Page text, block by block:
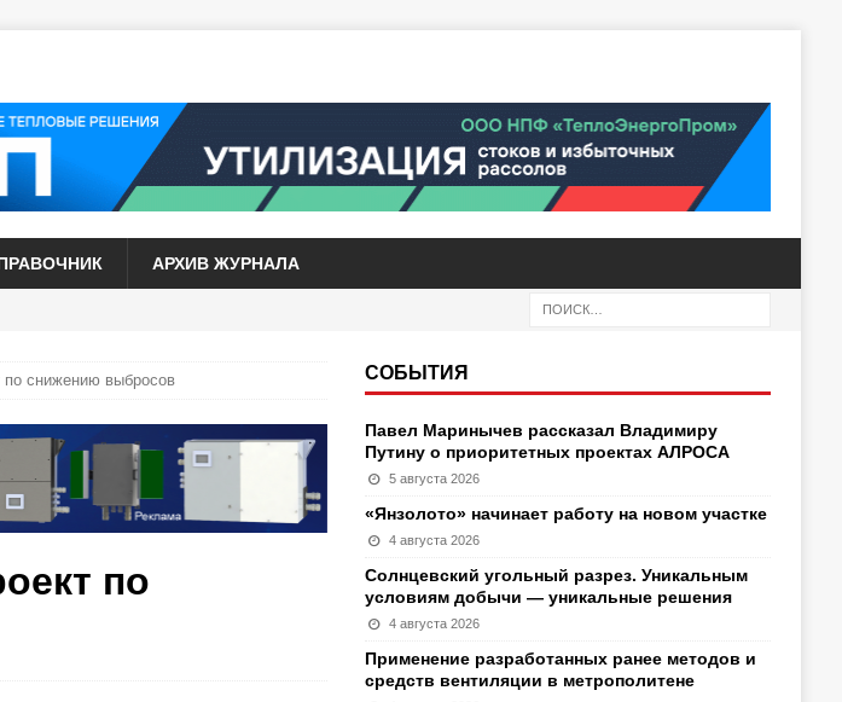
АРХИВ ЖУРНАЛА
снижению выбросов
по
СОБЫТИЯ
Павел Маринычев рассказал Владимиру
Путину о приоритетных проектах АЛРОСА
5 августа 2026
«Янзолото» начинает работу на новом участке
4 августа 2026
Солнцевский угольный разрез. Уникальным
условиям добычи — уникальные решения
4 августа 2026
Применение разработанных ранее методов и
средств вентиляции в метрополитене